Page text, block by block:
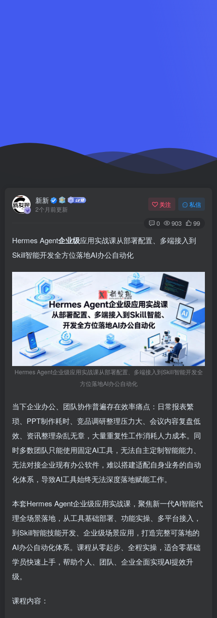
新新
2个月前更新
关注 私信
0 903 99
Hermes Agent企业级应用实战课从部署配置、多端接入到
Skill智能开发全方位落地AI办公自动化
Hermes Agent企业级应用实战课从部署配置、多端接入到Skill智能开发全
方位落地AI办公自动化
当下企业办公、团队协作普遍存在效率痛点：日常报表繁
琐、PPT制作耗时、竞品调研整理压力大、会议内容复盘低
效、资讯整理杂乱无章，大量重复性工作消耗人力成本。同
时多数团队只能使用固定AI工具，无法自主定制智能能力、
无法对接企业现有办公软件，难以搭建适配自身业务的自动
化体系，导致AI工具始终无法深度落地赋能工作。
本套Hermes Agent企业级应用实战课，聚焦新一代AI智能代
理全场景落地，从工具基础部署、功能实操、多平台接入，
到Skill智能技能开发、企业级场景应用，打造完整可落地的
AI办公自动化体系。课程从零起步、全程实操，适合零基础
学员快速上手，帮助个人、团队、企业全面实现AI提效升
级。
课程内容：